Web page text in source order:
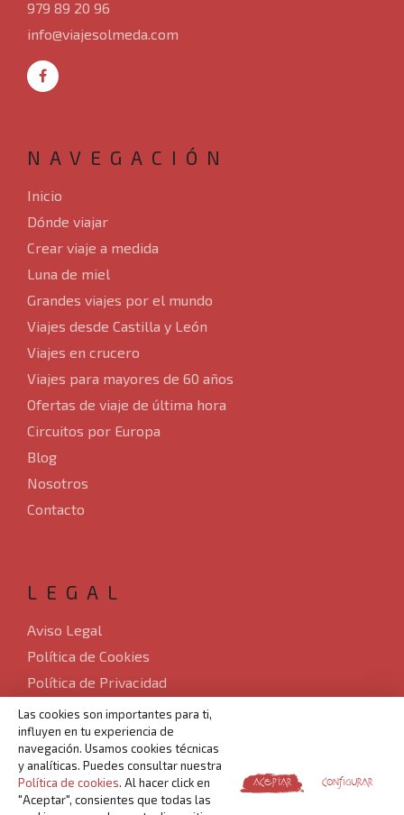
979 89 20 96
info@viajesolmeda.com
NAVEGACIÓN
Inicio
Dónde viajar
Crear viaje a medida
Luna de miel
Grandes viajes por el mundo
Viajes desde Castilla y León
Viajes en crucero
Viajes para mayores de 60 años
Ofertas de viaje de última hora
Circuitos por Europa
Blog
Nosotros
Contacto
LEGAL
Aviso Legal
Política de Cookies
Política de Privacidad
Sitemap
Desarrollado por Verkia ®
Las cookies son importantes para ti,
influyen en tu experiencia de
navegación. Usamos cookies técnicas
y analíticas. Puedes consultar nuestra
Política de cookies. Al hacer click en
"Aceptar", consientes que todas las
ACEPTAR CONFIGURAR